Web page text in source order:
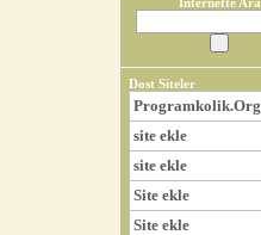
Dost Siteler
Programkolik.Org
site ekle
site ekle
Site ekle
Site ekle